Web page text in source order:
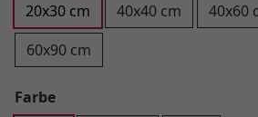
20x30 cm
40x40 cm 40x60
60x90 cm
Farbe